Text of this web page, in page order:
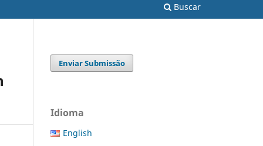
Buscar
Enviar Submissão
Idioma
English